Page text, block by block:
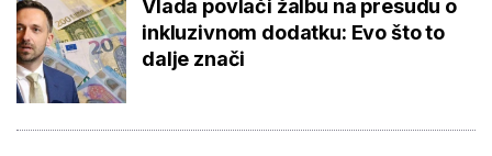
Vlada povlači žalbu na presudu o
inkluzivnom dodatku: Evo što to
dalje znači